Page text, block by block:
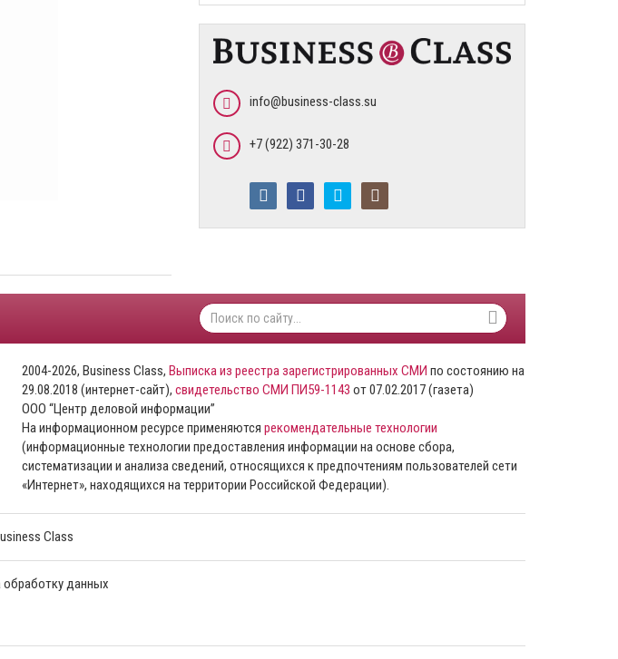
info@business-class.su
+7 (922) 371-30-28
2004-2026, Business Class, Выписка из реестра зарегистрированных СМИ по состоянию на
29.08.2018 (интернет-сайт), свидетельство СМИ ПИ59-1143 от 07.02.2017 (газета)
ООО “Центр деловой информации”
На информационном ресурсе применяются рекомендательные технологии
(информационные технологии предоставления информации на основе сбора,
систематизации и анализа сведений, относящихся к предпочтениям пользователей сети
«Интернет», находящихся на территории Российской Федерации).
Class
обработку данных